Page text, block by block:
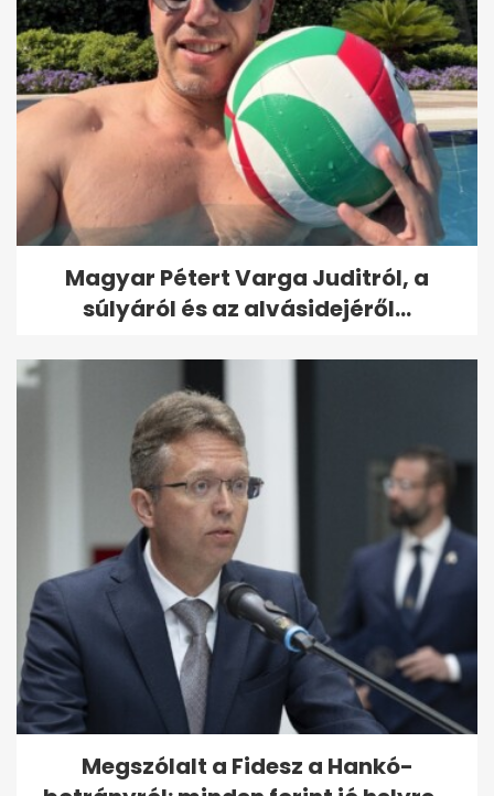
Magyar Pétert Varga Juditról, a
súlyáról és az alvásidejéről...
Megszólalt a Fidesz a Hankó-